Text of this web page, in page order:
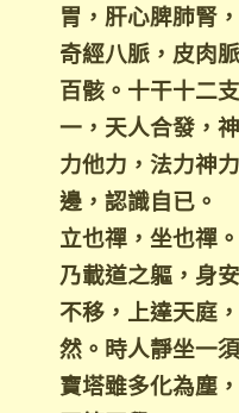
胃，肝心脾肺腎
奇經八脈，皮肉
百骸。十干十二
一，天人合發，
力他力，法力神
邊，認識自已。
立也禪，坐也禪
乃載道之軀，身
不移，上達天庭
然。時人靜坐一
寶塔雖多化為塵